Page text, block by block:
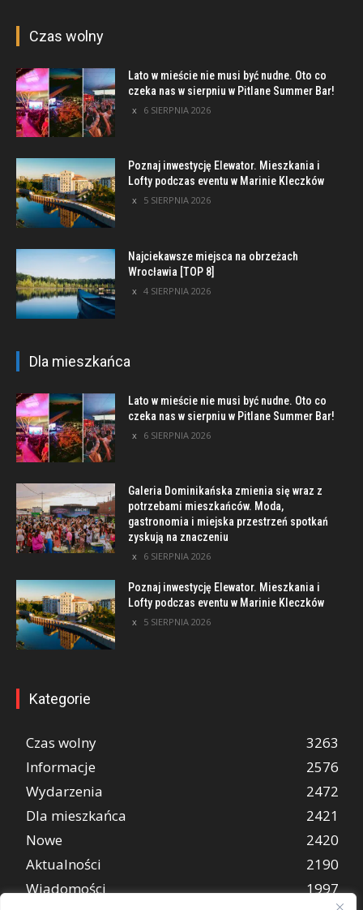
Czas wolny
Lato w mieście nie musi być nudne. Oto co
czeka nas w sierpniu w Pitlane Summer Bar!
6 SIERPNIA 2026
Poznaj inwestycję Elewator. Mieszkania i
Lofty podczas eventu w Marinie Kleczków
5 SIERPNIA 2026
Najciekawsze miejsca na obrzeżach
Wrocławia [TOP 8]
4 SIERPNIA 2026
Dla mieszkańca
Lato w mieście nie musi być nudne. Oto co
czeka nas w sierpniu w Pitlane Summer Bar!
6 SIERPNIA 2026
Galeria Dominikańska zmienia się wraz z
potrzebami mieszkańców. Moda,
gastronomia i miejska przestrzeń spotkań
zyskują na znaczeniu
6 SIERPNIA 2026
Poznaj inwestycję Elewator. Mieszkania i
Lofty podczas eventu w Marinie Kleczków
5 SIERPNIA 2026
Kategorie
Czas wolny
3263
Informacje
2576
Wydarzenia
2472
Dla mieszkańca
2421
Nowe
2420
Aktualności
2190
Wiadomości
1997